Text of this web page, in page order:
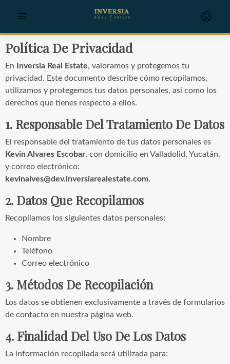
Política De Privacidad
En Inversia Real Estate, valoramos y protegemos tu
privacidad. Este documento describe cómo recopilamos,
utilizamos y protegemos tus datos personales, así como los
derechos que tienes respecto a ellos.
1. Responsable Del Tratamiento De Datos
El responsable del tratamiento de tus datos personales es
Kevin Alvares Escobar, con domicilio en Valladolid, Yucatán,
y correo electrónico:
kevinalves@dev.inversiarealestate.com.
2. Datos Que Recopilamos
Recopilamos los siguientes datos personales:
Nombre
Teléfono
Correo electrónico
3. Métodos De Recopilación
Los datos se obtienen exclusivamente a través de formularios
de contacto en nuestra página web.
4. Finalidad Del Uso De Los Datos
La información recopilada será utilizada para: